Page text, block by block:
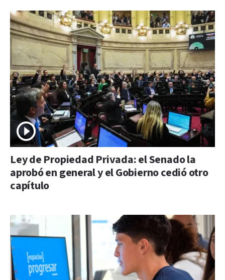
Ley de Propiedad Privada: el Senado la
aprobó en general y el Gobierno cedió otro
capítulo